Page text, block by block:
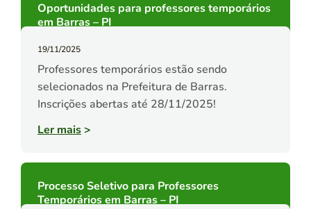
Oportunidades para professores temporários
em Barras – PI
19/11/2025
Professores temporários estão sendo
selecionados na Prefeitura de Barras.
Inscrições abertas até 28/11/2025!
Ler mais>
Processo Seletivo para Professores
Temporários em Barras – PI